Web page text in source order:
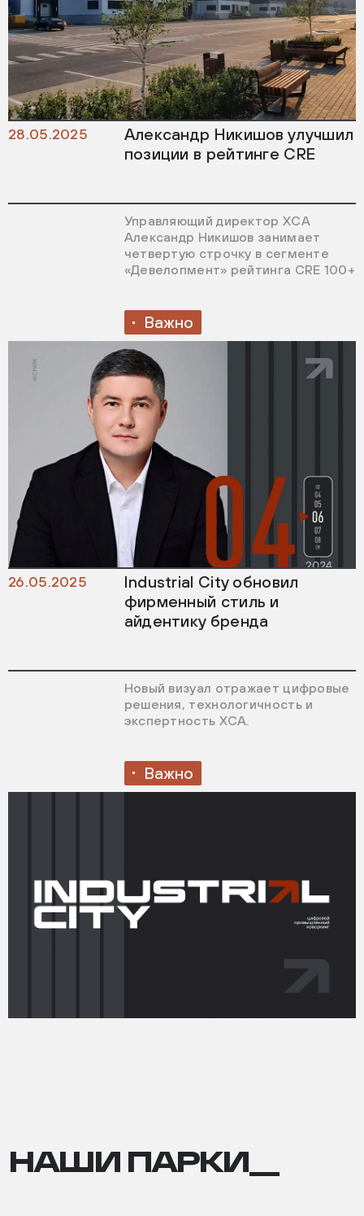
28.05.2025
Александр Никишов улучшил
позиции в рейтинге CRE
Управляющий директор ХСА
Александр Никишов занимает
четвертую строчку в сегменте
«Девелопмент» рейтинга CRE 100+
Важно
26.05.2025
Industrial City обновил
фирменный стиль и
айдентику бренда
Новый визуал отражает цифровые
решения, технологичность и
экспертность ХСА.
Важно
НАШИ ПАРКИ__